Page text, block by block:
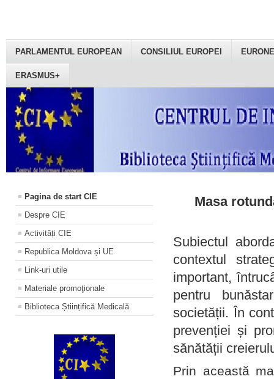
PARLAMENTUL EUROPEAN CONSILIUL EUROPEI
ERASMUS+
Pagina de start CIE
Despre CIE
Activități CIE
Republica Moldova și UE
Link-uri utile
Materiale promoţionale
Biblioteca Științifică Medicală
Masa
Subiectul
contextul
important,
pentru
societății. În
prevenției și
sănătății
Prin această